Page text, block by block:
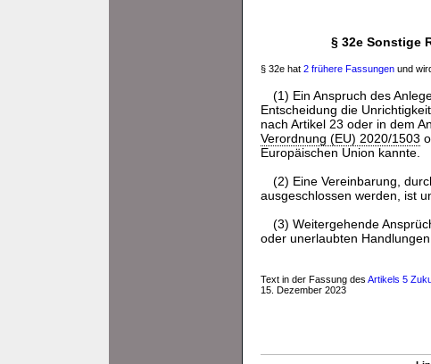
§ 32e Sonstige
§ 32e hat 2 frühere Fassungen und
(1) Ein Anspruch des
Entscheidung die
nach Artikel 23 oder in dem
Verordnung (EU) 2020/1503
Europäischen Union kannte.
(2) Eine Vereinbarung,
ausgeschlossen werden, ist
(3) Weitergehende
oder unerlaubten
Text in der Fassung des Artikels 5
15. Dezember 2023